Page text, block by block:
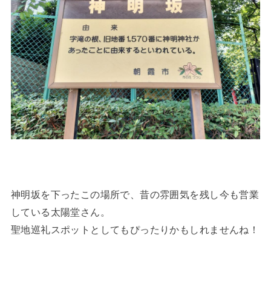
神明坂を下ったこの場所で、昔の雰囲気を残し今も営業
している太陽堂さん。
聖地巡礼スポットとしてもぴったりかもしれませんね！